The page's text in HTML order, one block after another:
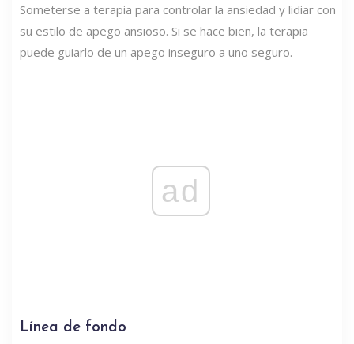
Someterse a terapia para controlar la ansiedad y lidiar con
su estilo de apego ansioso. Si se hace bien, la terapia
puede guiarlo de un apego inseguro a uno seguro.
ad
Línea de fondo